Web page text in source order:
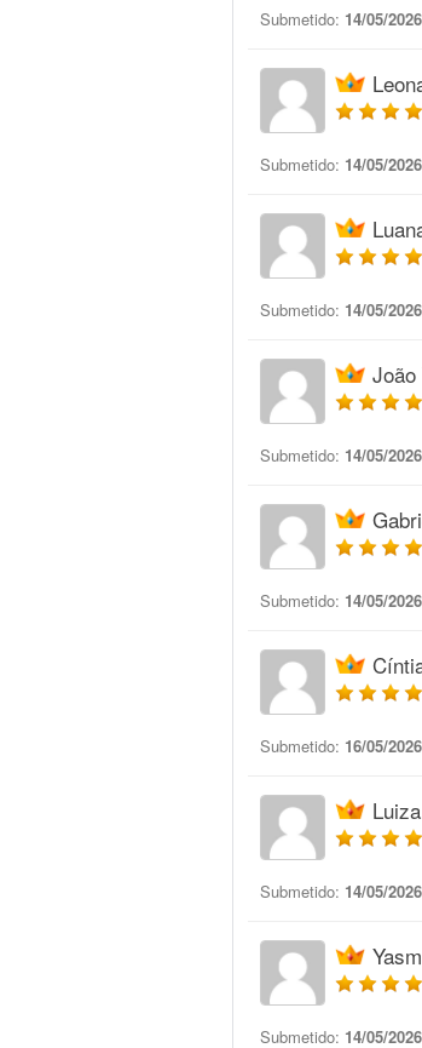
Submetido: 14/05/
Submetido: 14/05/
Submetido: 14/05/
João
Submetido: 14/05/
Submetido: 14/05/
Submetido: 16/05/
Submetido: 14/05/
Submetido: 14/05/